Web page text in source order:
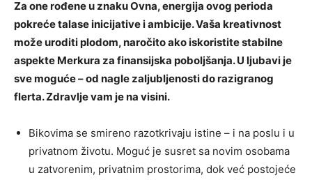
Za one rođene u znaku Ovna, energija ovog perioda
pokreće talase inicijative i ambicije. Vaša kreativnost
može uroditi plodom, naročito ako iskoristite stabilne
aspekte Merkura za finansijska poboljšanja. U ljubavi je
sve moguće – od nagle zaljubljenosti do razigranog
flerta. Zdravlje vam je na visini.
Bikovima se smireno razotkrivaju istine – i na poslu i u
privatnom životu. Moguć je susret sa novim osobama
u zatvorenim, privatnim prostorima, dok već postojeće